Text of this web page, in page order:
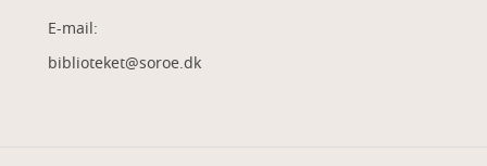
E-mail:
biblioteket@soroe.dk